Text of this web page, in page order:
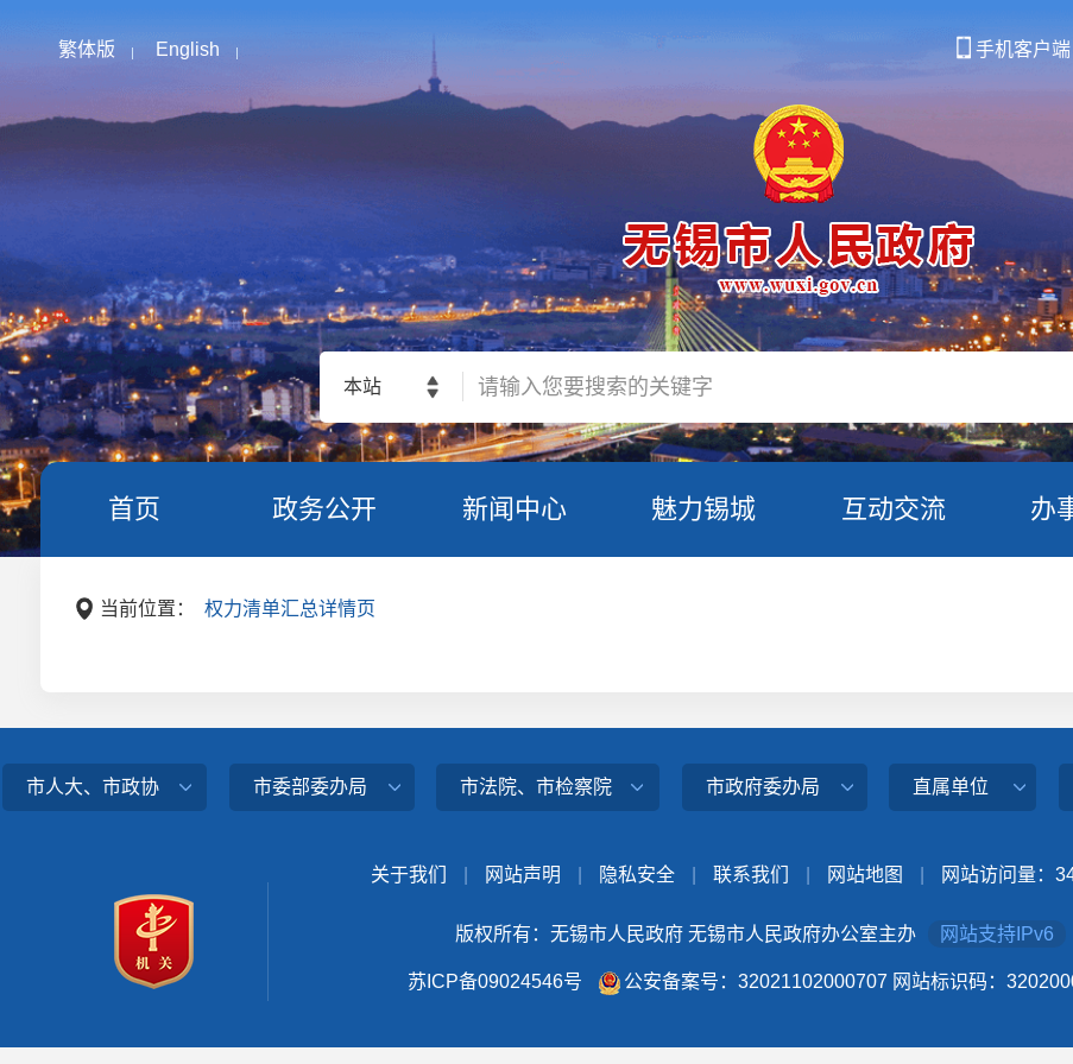
繁体版 English 手机客户端
本站
首页 政务公开 新闻中心 魅力锡城 互动交流 办
当前位置： 权力清单汇总详情页
市人大、市政协 市委部委办局 市法院、市检察院 市政府委办局 直属单位
关于我们 网站声明 隐私安全 联系我们 网站地图 网站访问量：
版权所有：无锡市人民政府 无锡市人民政府办公室主办 网站支持IPv6
苏ICP备09024546号 公安备案号：32021102000707 网站标识码：